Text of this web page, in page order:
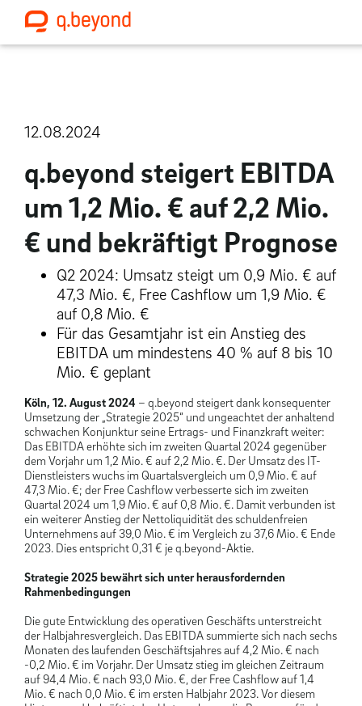
12.08.2024
q.beyond steigert EBITDA
um 1,2 Mio. € auf 2,2 Mio.
€ und bekräftigt Prognose
Q2 2024: Umsatz steigt um 0,9 Mio. € auf
47,3 Mio. €, Free Cashflow um 1,9 Mio. €
auf 0,8 Mio. €
Für das Gesamtjahr ist ein Anstieg des
EBITDA um mindestens 40 % auf 8 bis 10
Mio. € geplant
Köln, 12. August 2024 – q.beyond steigert dank konsequenter
Umsetzung der „Strategie 2025“ und ungeachtet der anhaltend
schwachen Konjunktur seine Ertrags- und Finanzkraft weiter:
Das EBITDA erhöhte sich im zweiten Quartal 2024 gegenüber
dem Vorjahr um 1,2 Mio. € auf 2,2 Mio. €. Der Umsatz des IT-
Dienstleisters wuchs im Quartalsvergleich um 0,9 Mio. € auf
47,3 Mio. €; der Free Cashflow verbesserte sich im zweiten
Quartal 2024 um 1,9 Mio. € auf 0,8 Mio. €. Damit verbunden ist
ein weiterer Anstieg der Nettoliquidität des schuldenfreien
Unternehmens auf 39,0 Mio. € im Vergleich zu 37,6 Mio. € Ende
2023. Dies entspricht 0,31 € je q.beyond-Aktie.
Strategie 2025 bewährt sich unter herausfordernden
Rahmenbedingungen
Die gute Entwicklung des operativen Geschäfts unterstreicht
der Halbjahresvergleich. Das EBITDA summierte sich nach sechs
Monaten des laufenden Geschäftsjahres auf 4,2 Mio. € nach
-0,2 Mio. € im Vorjahr. Der Umsatz stieg im gleichen Zeitraum
auf 94,4 Mio. € nach 93,0 Mio. €, der Free Cashflow auf 1,4
Mio. € nach 0,0 Mio. € im ersten Halbjahr 2023. Vor diesem